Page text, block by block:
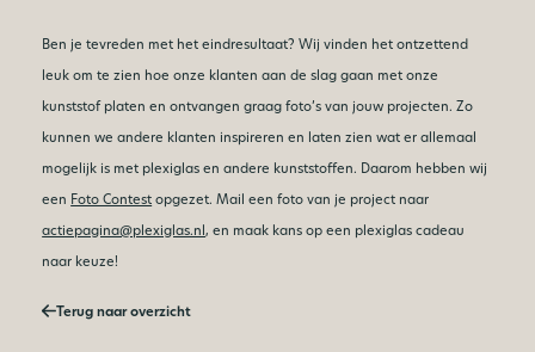
Ben je tevreden met het eindresultaat? Wij vinden het ontzettend
leuk om te zien hoe onze klanten aan de slag gaan met onze
kunststof platen en ontvangen graag foto’s van jouw projecten. Zo
kunnen we andere klanten inspireren en laten zien wat er allemaal
mogelijk is met plexiglas en andere kunststoffen. Daarom hebben wij
een Foto Contest opgezet. Mail een foto van je project naar
actiepagina@plexiglas.nl, en maak kans op een plexiglas cadeau
naar keuze!
Terug naar overzicht